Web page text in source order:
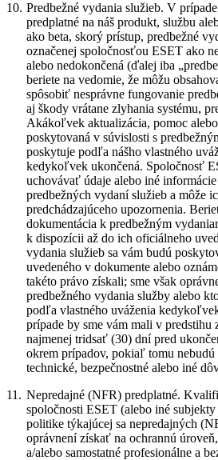
10. Predbežné vydania služieb. V
predplatné na náš produkt, službu
ako beta, skorý prístup, predbežné
označenej spoločnosťou ESET ako
alebo nedokončená (ďalej iba „
beriete na vedomie, že môžu
spôsobiť nesprávne fungovanie
aj škody vrátane zlyhania systému,
Akákoľvek aktualizácia, pomoc
poskytovaná v súvislosti s
poskytuje podľa nášho vlastného
kedykoľvek ukončená. Spoločnosť
uchovávať údaje alebo iné
predbežných vydaní služieb a môže
predchádzajúceho upozornenia.
dokumentácia k predbežným
k dispozícii až do ich oficiálneho
vydania služieb sa vám budú
uvedeného v dokumente alebo
takéto právo získali; sme však
predbežného vydania služby alebo
podľa vlastného uváženia
prípade by sme vám mali v predstihu
najmenej tridsať (30) dní pred
okrem prípadov, pokiaľ tomu
technické, bezpečnostné alebo iné
11. Nepredajné (NFR) predplatné.
spoločnosti ESET (alebo iné
politike týkajúcej sa nepredajných
oprávnení získať na ochrannú
a/alebo samostatné profesionálne a